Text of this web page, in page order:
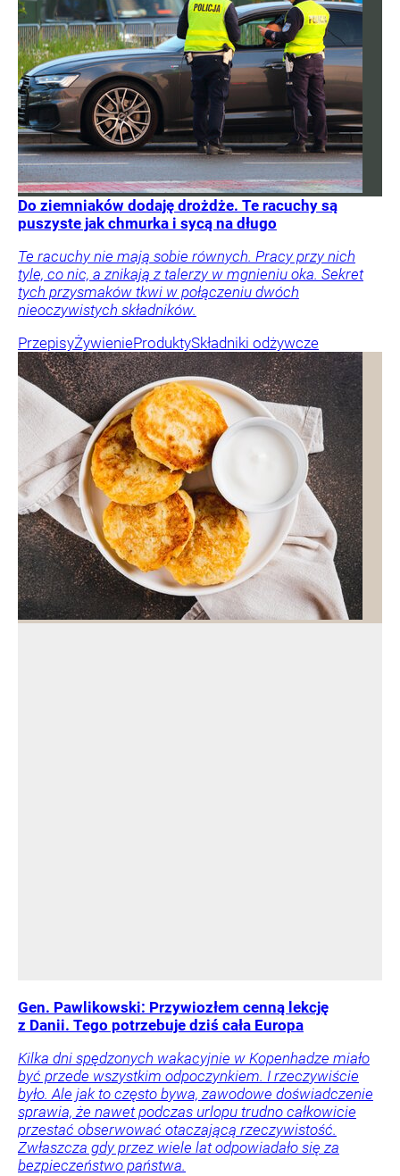
Do ziemniaków dodaję drożdże. Te racuchy są
puszyste jak chmurka i sycą na długo
Te racuchy nie mają sobie równych. Pracy przy nich
tyle, co nic, a znikają z talerzy w mgnieniu oka. Sekret
tych przysmaków tkwi w połączeniu dwóch
nieoczywistych składników.
PrzepisyŻywienieProduktySkładniki odżywcze
Gen. Pawlikowski: Przywiozłem cenną lekcję
z Danii. Tego potrzebuje dziś cała Europa
Kilka dni spędzonych wakacyjnie w Kopenhadze miało
być przede wszystkim odpoczynkiem. I rzeczywiście
było. Ale jak to często bywa, zawodowe doświadczenie
sprawia, że nawet podczas urlopu trudno całkowicie
przestać obserwować otaczającą rzeczywistość.
Zwłaszcza gdy przez wiele lat odpowiadało się za
bezpieczeństwo państwa.